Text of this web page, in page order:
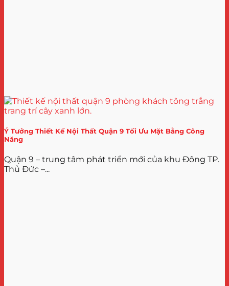
Ý Tưởng Thiết Kế Nội Thất Quận 9 Tối Ưu Mặt Bằng Công
Năng
Quận 9 – trung tâm phát triển mới của khu Đông TP.
Thủ Đức –...